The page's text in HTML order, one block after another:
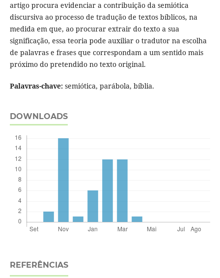
artigo procura evidenciar a contribuição da semiótica
discursiva ao processo de tradução de textos bíblicos, na
medida em que, ao procurar extrair do texto a sua
significação, essa teoria pode auxiliar o tradutor na escolha
de palavras e frases que correspondam a um sentido mais
próximo do pretendido no texto original.
Palavras-chave:semiótica, parábola, bíblia.
DOWNLOADS
REFERÊNCIAS